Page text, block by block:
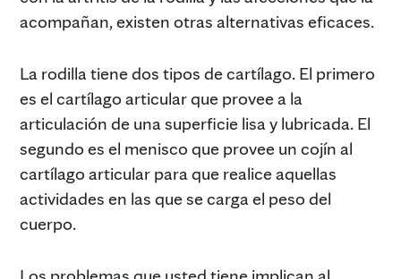
acompañan, existen otras alternativas eficaces.
La rodilla tiene dos tipos de cartílago. El primero
es el cartílago articular que provee a la
articulación de una superficie lisa y lubricada. El
segundo es el menisco que provee un cojín al
cartílago articular para que realice aquellas
actividades en las que se carga el peso del
cuerpo.